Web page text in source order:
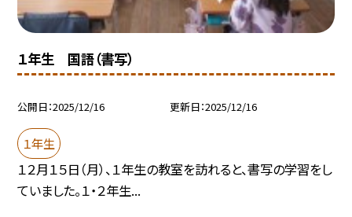
１年生 国語（書写）
公開日 2025/12/16 更新日 2025/12/16
１年生
１２月１５日（月）、１年生の教室を訪れると、書写の学習をし
ていました。１・２年生...